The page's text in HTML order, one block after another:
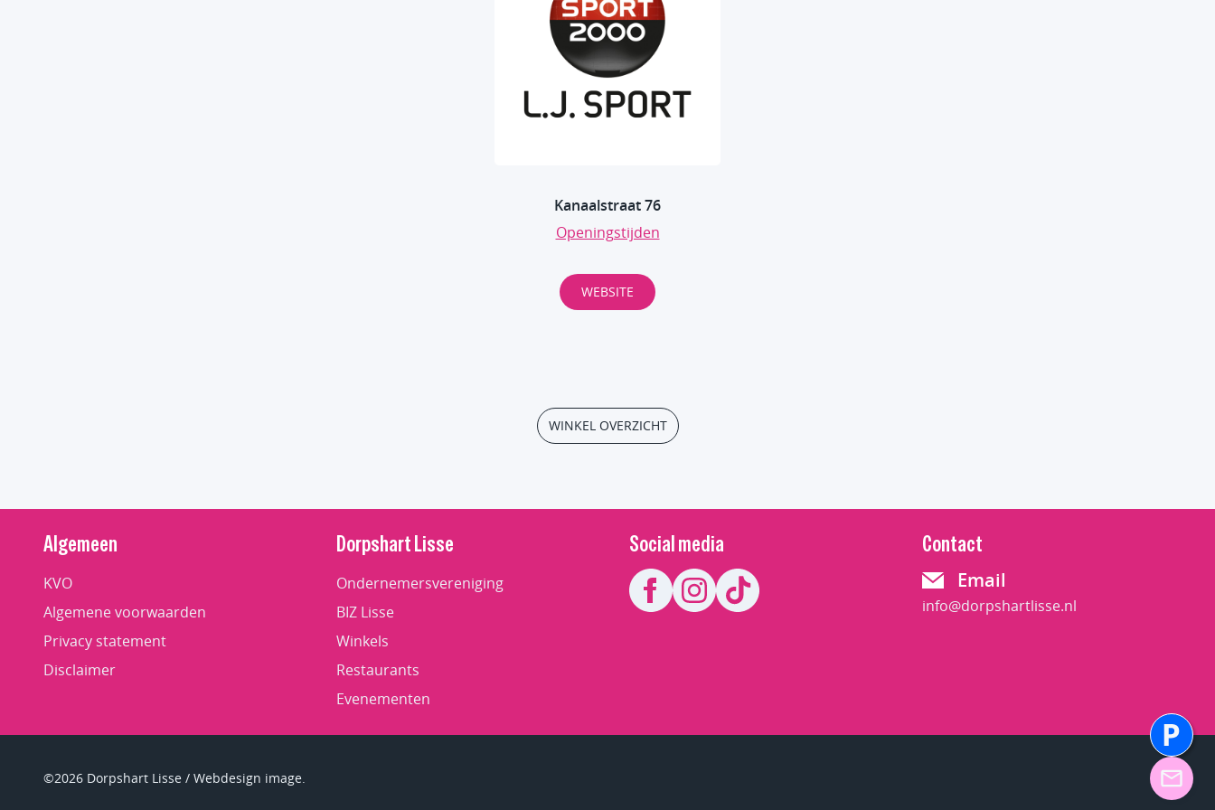
Kanaalstraat 76
Openingstijden
WEBSITE
WINKEL OVERZICHT
Algemeen
KVO
Algemene voorwaarden
Privacy statement
Disclaimer
Dorpshart Lisse
Ondernemersvereniging
BIZ Lisse
Winkels
Restaurants
Evenementen
Social media Contact
Email
info@dorpshartlisse.nl
©2026 Dorpshart Lisse / Webdesign image.